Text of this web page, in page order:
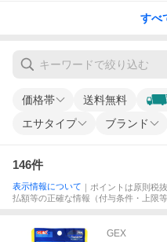
すべ
価格帯 送料無料
エサタイプ ブランド
146件
表示情報について ｜ポイントは原則税
払額等の正確な情報（付与条件・上限
GEX